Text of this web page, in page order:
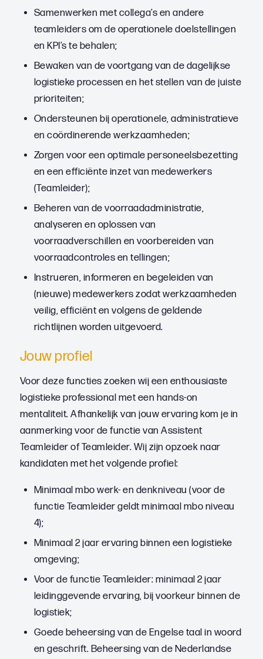
Samenwerken met collega’s en andere
teamleiders om de operationele doelstellingen
en KPI’s te behalen;
Bewaken van de voortgang van de dagelijkse
logistieke processen en het stellen van de juiste
prioriteiten;
Ondersteunen bij operationele, administratieve
en coördinerende werkzaamheden;
Zorgen voor een optimale personeelsbezetting
en een efficiënte inzet van medewerkers
(Teamleider);
Beheren van de voorraadadministratie,
analyseren en oplossen van
voorraadverschillen en voorbereiden van
voorraadcontroles en tellingen;
Instrueren, informeren en begeleiden van
(nieuwe) medewerkers zodat werkzaamheden
veilig, efficiënt en volgens de geldende
richtlijnen worden uitgevoerd.
Jouw profiel
Voor deze functies zoeken wij een enthousiaste
logistieke professional met een hands-on
mentaliteit. Afhankelijk van jouw ervaring kom je in
aanmerking voor de functie van Assistent
Teamleider of Teamleider. Wij zijn opzoek naar
kandidaten met het volgende profiel:
Minimaal mbo werk- en denkniveau (voor de
functie Teamleider geldt minimaal mbo niveau
4);
Minimaal 2 jaar ervaring binnen een logistieke
omgeving;
Voor de functie Teamleider: minimaal 2 jaar
leidinggevende ervaring, bij voorkeur binnen de
logistiek;
Goede beheersing van de Engelse taal in woord
en geschrift. Beheersing van de Nederlandse